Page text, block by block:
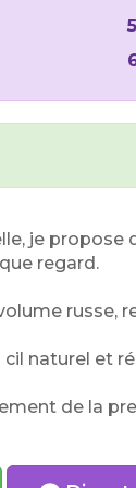
je
regard.
russe,
naturel et
de la